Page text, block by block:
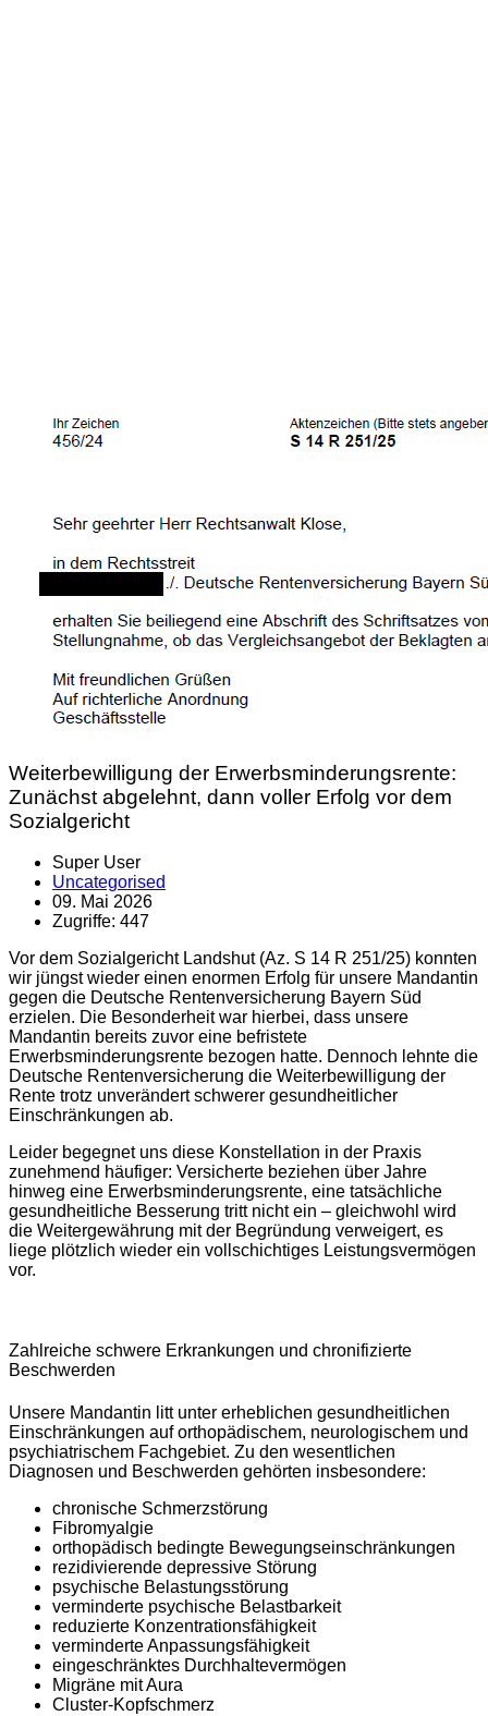
Weiterbewilligung der Erwerbsminderungsrente:
Zunächst abgelehnt, dann voller Erfolg vor dem
Sozialgericht
Super User
Uncategorised
09. Mai 2026
Zugriffe: 447
Vor dem Sozialgericht Landshut (Az. S 14 R 251/25) konnten
wir jüngst wieder einen enormen Erfolg für unsere Mandantin
gegen die Deutsche Rentenversicherung Bayern Süd
erzielen. Die Besonderheit war hierbei, dass unsere
Mandantin bereits zuvor eine befristete
Erwerbsminderungsrente bezogen hatte. Dennoch lehnte die
Deutsche Rentenversicherung die Weiterbewilligung der
Rente trotz unverändert schwerer gesundheitlicher
Einschränkungen ab.
Leider begegnet uns diese Konstellation in der Praxis
zunehmend häufiger: Versicherte beziehen über Jahre
hinweg eine Erwerbsminderungsrente, eine tatsächliche
gesundheitliche Besserung tritt nicht ein – gleichwohl wird
die Weitergewährung mit der Begründung verweigert, es
liege plötzlich wieder ein vollschichtiges Leistungsvermögen
vor.
Zahlreiche schwere Erkrankungen und chronifizierte
Beschwerden
Unsere Mandantin litt unter erheblichen gesundheitlichen
Einschränkungen auf orthopädischem, neurologischem und
psychiatrischem Fachgebiet. Zu den wesentlichen
Diagnosen und Beschwerden gehörten insbesondere:
chronische Schmerzstörung
Fibromyalgie
orthopädisch bedingte Bewegungseinschränkungen
rezidivierende depressive Störung
psychische Belastungsstörung
verminderte psychische Belastbarkeit
reduzierte Konzentrationsfähigkeit
verminderte Anpassungsfähigkeit
eingeschränktes Durchhaltevermögen
Migräne mit Aura
Cluster-Kopfschmerz